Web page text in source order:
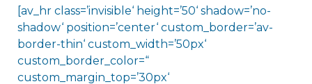
[av_hr class=’invisible‘ height=’50‘ shadow=’no-
shadow‘ position=’center‘ custom_border=’av-
border-thin‘ custom_width=’50px‘
custom_border_color=“
custom_margin_top=’30px‘